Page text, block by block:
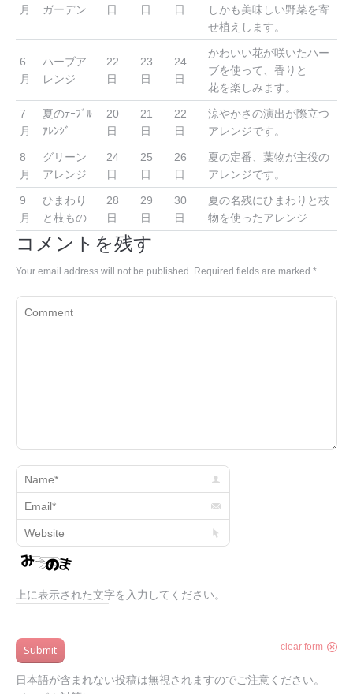
月
ガーデン
日
日
日
しかも美味しい野菜を寄
せ植えします。
6
月
ハーブア
レンジ
22
日
23
日
24
日
かわいい花が咲いたハー
ブを使って、香りと
花を楽しみます。
7
月
夏のﾃｰﾌﾞﾙ
ｱﾚﾝｼﾞ
20
日
21
日
22
日
涼やかさの演出が際立つ
アレンジです。
8
月
グリーン
アレンジ
24
日
25
日
26
日
夏の定番、葉物が主役の
アレンジです。
9
月
ひまわり
と枝もの
28
日
29
日
30
日
夏の名残にひまわりと枝
物を使ったアレンジ
コメントを残す
Your email address will not be published. Required fields are marked *
Comment
Name *
Email *
Website
上に表示された文字を入力してください。
clear form
Submit
日本語が含まれない投稿は無視されますのでご注意ください。